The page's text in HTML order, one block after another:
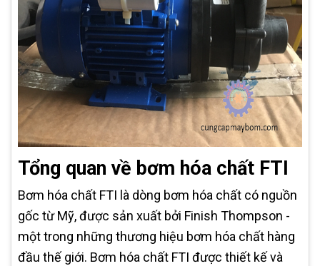
Tổng quan về bơm hóa chất FTI
Bơm hóa chất FTI là dòng bơm hóa chất có nguồn
gốc từ Mỹ, được sản xuất bởi Finish Thompson -
một trong những thương hiệu bơm hóa chất hàng
đầu thế giới. Bơm hóa chất FTI được thiết kế và